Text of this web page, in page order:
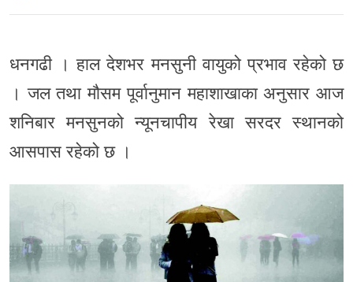
धनगढी । हाल देशभर मनसुनी वायुको प्रभाव रहेको छ
। जल तथा मौसम पूर्वानुमान महाशाखाका अनुसार आज
शनिबार मनसुनको न्यूनचापीय रेखा सरदर स्थानको
आसपास रहेको छ ।